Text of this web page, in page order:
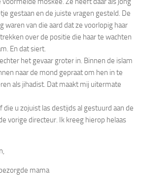
gestaan en de juiste vragen gesteld. De
waren van die aard dat ze voorlopig haar
over de positie die haar te wachten
En dat siert.
het gevaar groter in. Binnen de islam
naar de mond gepraat om hen in te
als jihadist. Dat maakt mij uitermate
u zojuist las destijds al gestuurd aan de
vorige directeur. Ik kreeg hierop helaas
mama